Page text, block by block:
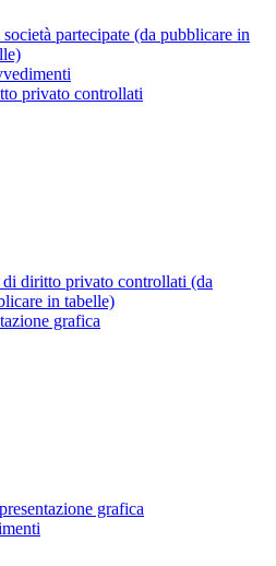
partecipate (da pubblicare in
privato controllati
diritto privato controllati (da
in tabelle)
grafica
grafica